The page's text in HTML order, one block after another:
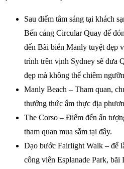
Sau điểm tâm sáng tại khách
Bến cảng Circular Quay đế
đến Bãi biển Manly tuyệt đẹp
trình trên vịnh Sydney sẽ đưa
đẹp mà không thể chiêm
Manly Beach – Tham quan,
thưởng thức ẩm thực địa
The Corso – Điểm đến ấn
tham quan mua sắm tại đây.
Dạo bước Fairlight Walk – để
công viên Esplanade Park,